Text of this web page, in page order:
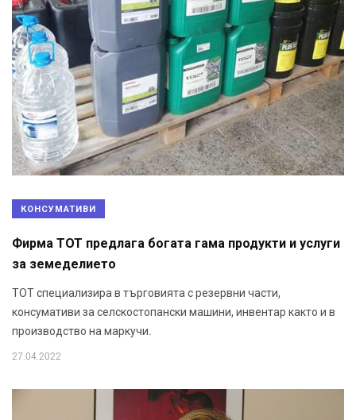
КОНСУМАТИВИ
Фирма ТОТ предлага богата гама продукти и услуги
за земеделието
ТОТ специализира в търговията с резервни части,
консумативи за селскостопански машини, инвентар както и в
производство на маркучи.
27.04.2022